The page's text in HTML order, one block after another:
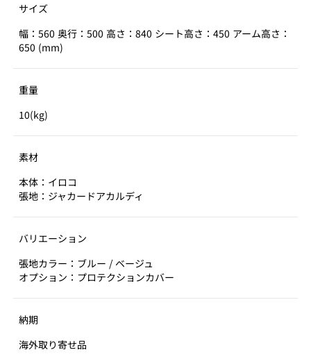
サイズ
幅：560 奥行：500 高さ：840 シート高さ：450 アーム高さ：
650 (mm)
重量
10(kg)
素材
本体：イロコ
張地：ジャカードアカルディ
バリエーション
張地カラー：ブルー / ベージュ
オプション：プロテクションカバー
納期
海外取り寄せ品